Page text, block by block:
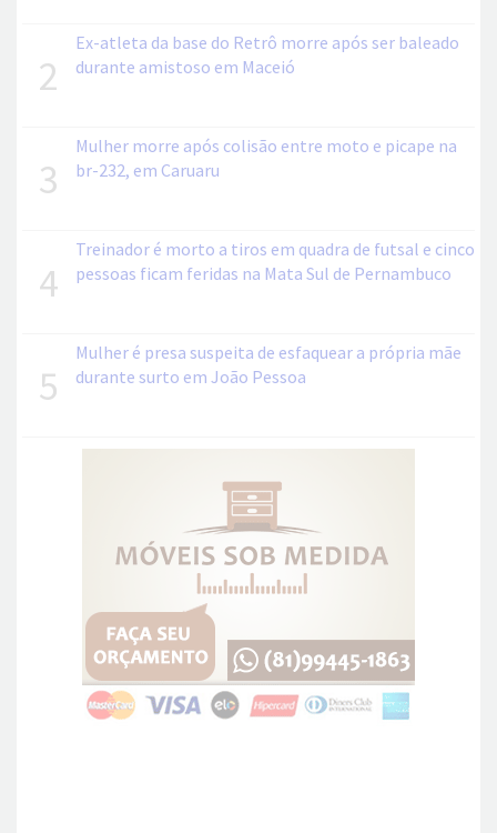
2
Ex-atleta da base do Retrô morre após ser baleado
durante amistoso em Maceió
3
Mulher morre após colisão entre moto e picape na
br-232, em Caruaru
4
Treinador é morto a tiros em quadra de futsal e cinco
pessoas ficam feridas na Mata Sul de Pernambuco
5
Mulher é presa suspeita de esfaquear a própria mãe
durante surto em João Pessoa